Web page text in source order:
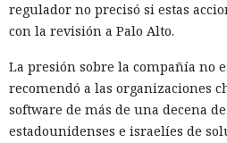
regulador no precisó si estas
con la revisión a Palo Alto.
La presión sobre la compañía no
recomendó a las organizaciones
software de más de una decena
estadounidenses e israelíes de